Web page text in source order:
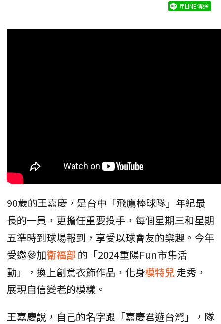
用LINE傳送
90歲的王嘉慶，是台中「飛鷹棒球隊」年紀最
長的一員，更擔任重要投手，每個星期三和星期
五準時到球場報到，享受以球會友的樂趣。今年
受邀參加衛福部的「2024重陽Fun市集活
動」，換上創意衣飾作品，化身模特兒 走秀，
展現自信變老的模樣。
王嘉慶說，自己的名字跟「嘉慶君遊台灣」，隊